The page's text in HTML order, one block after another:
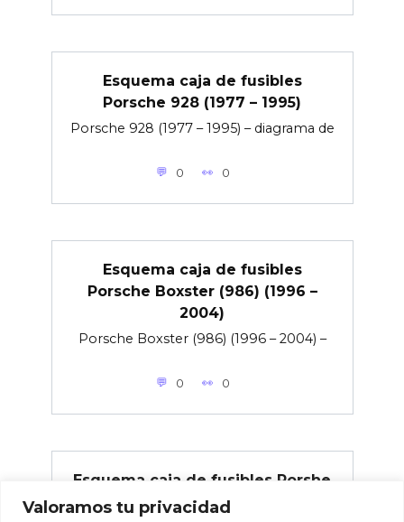
Valoramos tu privacidad
Esquema caja de fusibles
Porsche 928 (1977 – 1995)
Porsche 928 (1977 – 1995) – diagrama de
0 0
Esquema caja de fusibles
Porsche Boxster (986) (1996 –
2004)
Porsche Boxster (986) (1996 – 2004) –
0 0
Esquema caja de fusibles Porshe
914 (1969 – 1976)